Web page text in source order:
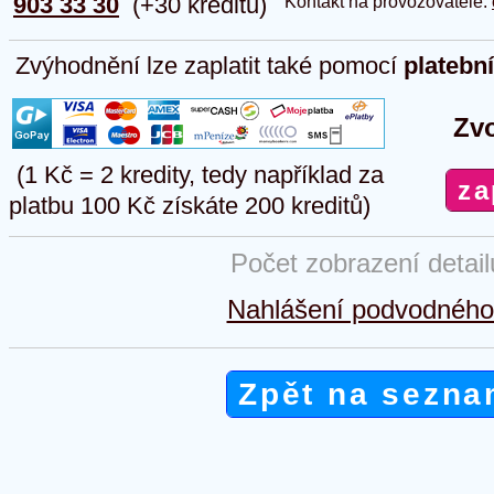
Zvýhodnění lze zaplatit také pomocí
(1 Kč = 2 kredity, tedy například za
platbu 100 Kč získáte 200 kreditů)
Počet zobrazení
Nahlášení
Zpět na